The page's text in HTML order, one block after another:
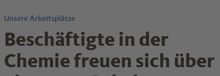
Unsere Arbeitsplätze
Beschäftigte in der
Chemie freuen sich über